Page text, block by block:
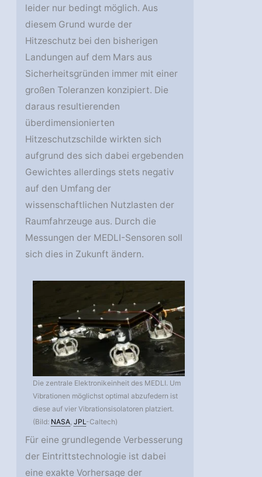
leider nur bedingt möglich. Aus
diesem Grund wurde der
Hitzeschutz bei den bisherigen
Landungen auf dem Mars aus
Sicherheitsgründen immer mit einer
großen Toleranzen konzipiert. Die
daraus resultierenden
überdimensionierten
Hitzeschutzschilde wirkten sich
aufgrund des sich dabei ergebenden
Gewichtes allerdings stets negativ
auf den Umfang der
wissenschaftlichen Nutzlasten der
Raumfahrzeuge aus. Durch die
Messungen der MEDLI-Sensoren soll
sich dies in Zukunft ändern.
Die zentrale Elektronikeinheit des MEDLI. Um
Vibrationen möglichst optimal abzufedern ist
diese auf vier Vibrationsisolatoren platziert.
(Bild: NASA ,JPL -Caltech)
Für eine grundlegende Verbesserung
der Eintrittstechnologie ist dabei
eine exakte Vorhersage der